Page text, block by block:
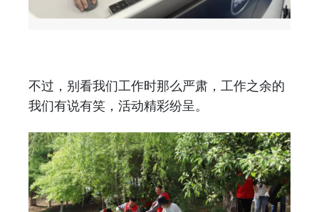
不过，别看我们工作时那么严肃，工作之余的
我们有说有笑，活动精彩纷呈。